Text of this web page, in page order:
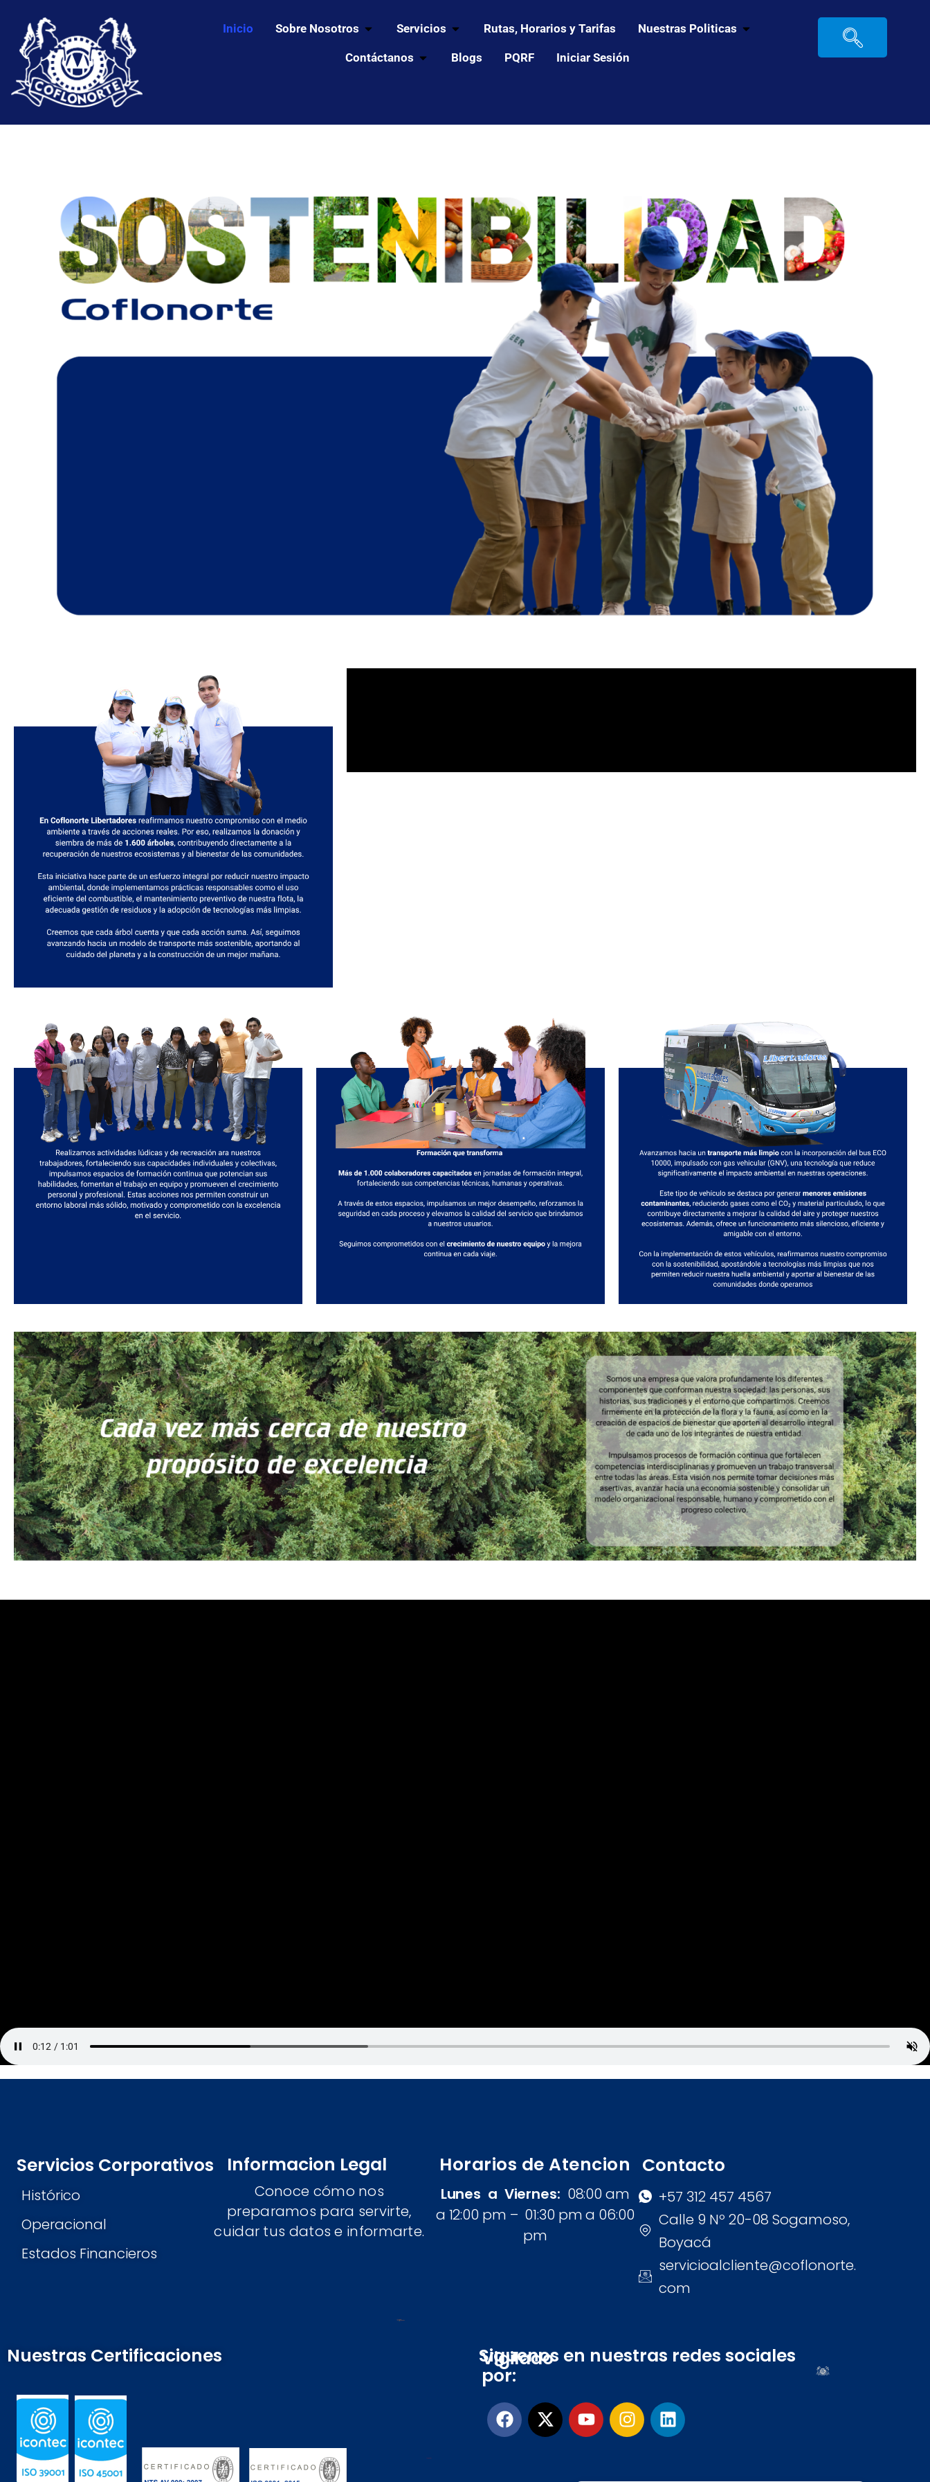
Inicio Sobre Nosotros Servicios Rutas, Horarios y Tarifas Nuestras Politicas
Contáctanos Blogs PQRF Iniciar Sesión
Servicios Corporativos
Histórico
Operacional
Estados Financieros
Informacion Legal
Conoce cómo nos
preparamos para servirte,
cuidar tus datos e informarte.
Horarios de Atencion
Lunes a Viernes: 08:00 am
a 12:00 pm – 01:30 pm a 06:00
pm
Contacto
+57 312 457 4567
Calle 9 Nº 20-08 Sogamoso,
Boyacá
servicioalcliente@coflonorte.
com
Nuestras Certificaciones Vigilado
por:
Siguenos en nuestras redes sociales